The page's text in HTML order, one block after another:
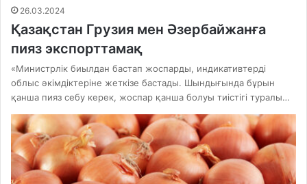
26.03.2024
Қазақстан Грузия мен Әзербайжанға
пияз экспорттамақ
«Министрлік биылдан бастап жоспарды, индикативтерді
облыс әкімдіктеріне жеткізе бастады. Шындығында бұрын
қанша пияз себу керек, жоспар қанша болуы тиістігі туралы…